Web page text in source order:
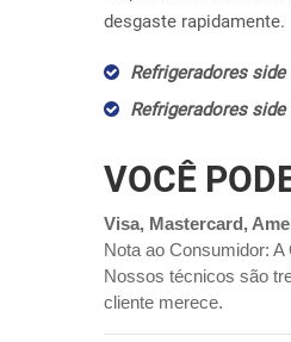
desgaste rapidamente.
Refrigeradores
Refrigeradores
VOCÊ
Visa, Mastercard,
Nota ao Consumidor:
Nossos técnicos são
cliente merece.